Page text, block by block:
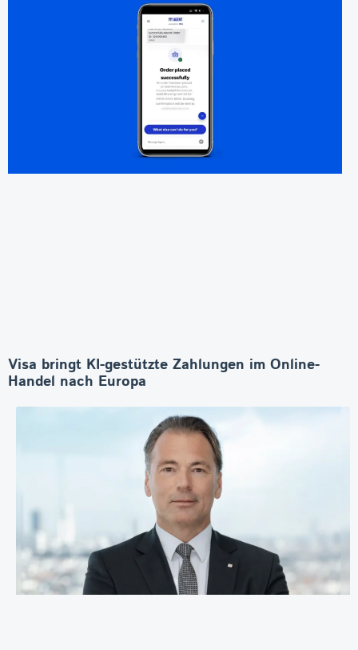
Visa bringt KI-gestützte Zahlungen im Online-
Handel nach Europa